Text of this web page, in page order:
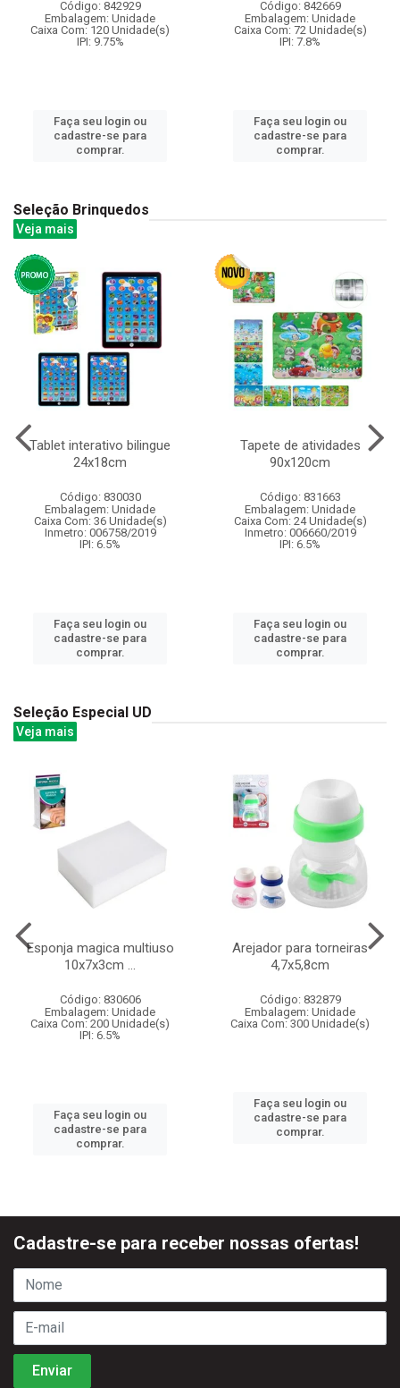
Código: 842929
Embalagem: Unidade
Caixa Com: 120 Unidade(s)
IPI: 9.75%
Faça seu login ou
cadastre-se para
comprar.
Código: 842669
Embalagem: Unidade
Caixa Com: 72 Unidade(s)
IPI: 7.8%
Faça seu login ou
cadastre-se para
comprar.
Seleção Brinquedos
Veja mais
Tablet interativo bilingue
24x18cm
Código: 830030
Embalagem: Unidade
Caixa Com: 36 Unidade(s)
Inmetro: 006758/2019
IPI: 6.5%
Faça seu login ou
cadastre-se para
comprar.
Tapete de atividades
90x120cm
Código: 831663
Embalagem: Unidade
Caixa Com: 24 Unidade(s)
Inmetro: 006660/2019
IPI: 6.5%
Faça seu login ou
cadastre-se para
comprar.
Seleção Especial UD
Veja mais
Esponja magica multiuso
10x7x3cm ...
Código: 830606
Embalagem: Unidade
Caixa Com: 200 Unidade(s)
IPI: 6.5%
Faça seu login ou
cadastre-se para
comprar.
Arejador para torneiras
4,7x5,8cm
Código: 832879
Embalagem: Unidade
Caixa Com: 300 Unidade(s)
Faça seu login ou
cadastre-se para
comprar.
Cadastre-se para receber nossas ofertas!